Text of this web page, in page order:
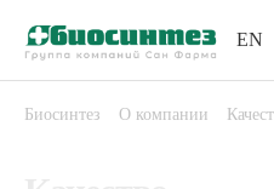
EN
Биосинтез О компании